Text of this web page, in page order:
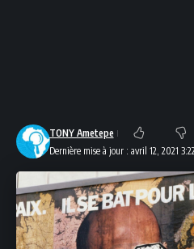
Dernière mise à jour : avril 12, 2021
TONY Ametepe